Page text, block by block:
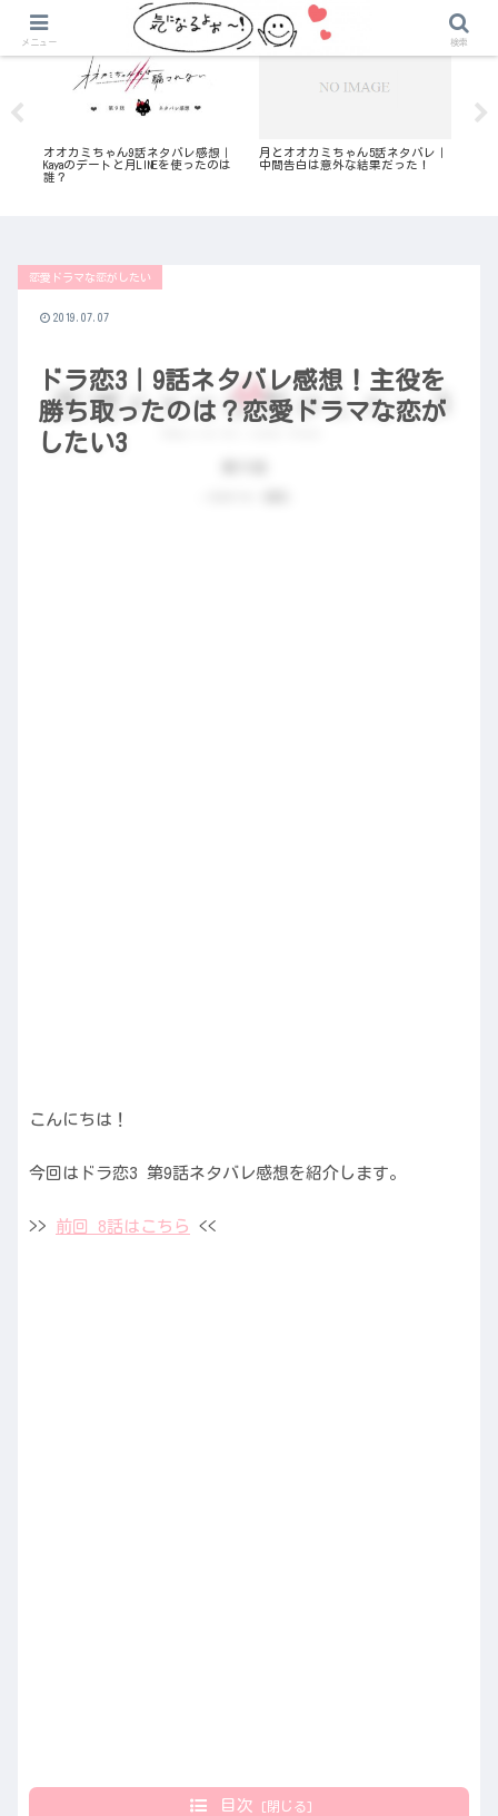
オオカミちゃん9話ネタバレ感想｜
Kayaのデートと月LINEを使ったのは
誰？
月とオオカミちゃん5話ネタバレ｜
中間告白は意外な結果だった！
ドラ恋3｜9話ネタバレ感想！主役を
勝ち取ったのは？恋愛ドラマな恋が
したい3
恋愛ドラマな恋がしたい
2019.07.07
こんにちは！
今回はドラ恋3 第9話ネタバレ感想を紹介します。
>> 前回 8話はこちら <<
目次
メニュー 検索